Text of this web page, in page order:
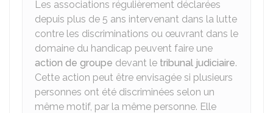
Les associations régulièrement déclarées
depuis plus de 5 ans intervenant dans la lutte
contre les discriminations ou œuvrant dans le
domaine du handicap peuvent faire une
action de groupe devant le tribunal judiciaire.
Cette action peut être envisagée si plusieurs
personnes ont été discriminées selon un
même motif, par la même personne. Elle